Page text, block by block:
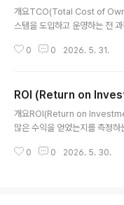
개요TCO(Total Cost of
스템을 도입하고 운영하는 전
인력, 업그레이드, 폐기 비용까
의사결정 기준으로 활용되고 있
특정 자산이나 시스템의 전체
든 직접 및 간접 비용을 포함한
순 CAPEX 대비 현실성 높음장
0 0 2026. 5. 31.
ROI (Return on
개요ROI(Return on
많은 수익을 얻었는지를 측정
AI 도입 등 다양한 투자 활동의
0 0 2026. 5. 30.